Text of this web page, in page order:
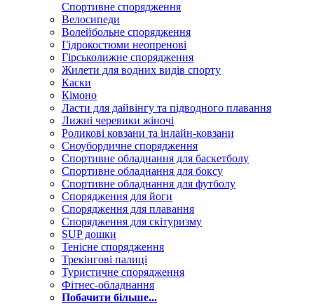
Спортивне спорядження
Велосипеди
Волейбольне спорядження
Гідрокостюми неопренові
Гірськолижне спорядження
Жилети для водних видів спорту
Каски
Кімоно
Ласти для дайвінгу та підводного плавання
Лижні черевики жіночі
Роликові ковзани та інлайн-ковзани
Сноубордичне спорядження
Спортивне обладнання для баскетболу
Спортивне обладнання для боксу
Спортивне обладнання для футболу
Спорядження для йоги
Спорядження для плавання
Спорядження для скітуризму
SUP дошки
Тенісне спорядження
Трекінгові палиці
Туристичне спорядження
Фітнес-обладнання
Побачити більше...